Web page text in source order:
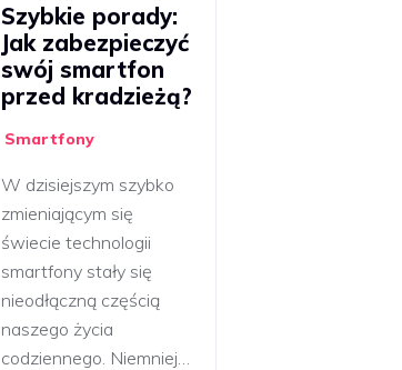
Szybkie porady:
Jak zabezpieczyć
swój smartfon
przed kradzieżą?
Smartfony
W dzisiejszym szybko
zmieniającym się
świecie technologii
smartfony stały się
nieodłączną częścią
naszego życia
codziennego. Niemniej…